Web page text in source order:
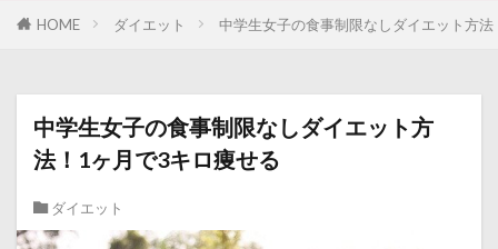
HOME ダイエット 中学生女子の食事制限なしダイエット方
中学生女子の食事制限なしダイエット方
法！1ヶ月で3キロ痩せる
ダイエット